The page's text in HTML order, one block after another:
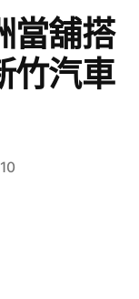
當舖搭
竹汽車